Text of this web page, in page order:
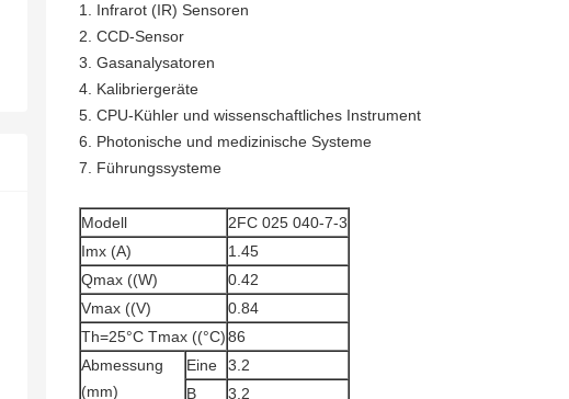
1. Infrarot (IR) Sensoren
2. CCD-Sensor
3. Gasanalysatoren
4. Kalibriergeräte
5. CPU-Kühler und wissenschaftliches Instrument
6. Photonische und medizinische Systeme
7. Führungssysteme
Modell
2FC 025 040-7-3
Imx (A)
1.45
Qmax ((W)
0.42
Vmax ((V)
0.84
Th=25°C Tmax ((°C)86
Abmessung
(mm)
Eine
3.2
B
3.2